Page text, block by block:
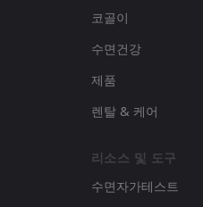
코골이
수면건강
제품
렌탈 & 케어
리소스 및 도구
수면자가테스트